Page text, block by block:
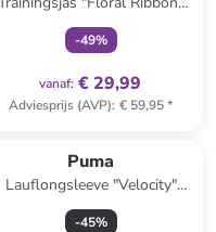
zwart
-49%
vanaf: € 29,99
Adviesprijs (AVP): € 59,95*
Puma
Lauflongsleeve "Velocity"
blauw
-45%